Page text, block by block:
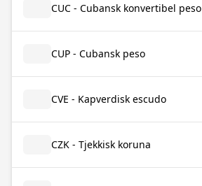
CUC - Cubansk konvertibel peso
CUP - Cubansk peso
CVE - Kapverdisk escudo
CZK - Tjekkisk koruna